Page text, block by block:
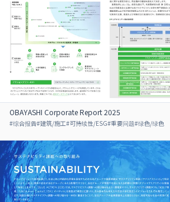
OBAYASHI Corporate Report 2025
#综合报告#建筑/施工#可持续性/ESG#重要问题#绿色/绿色